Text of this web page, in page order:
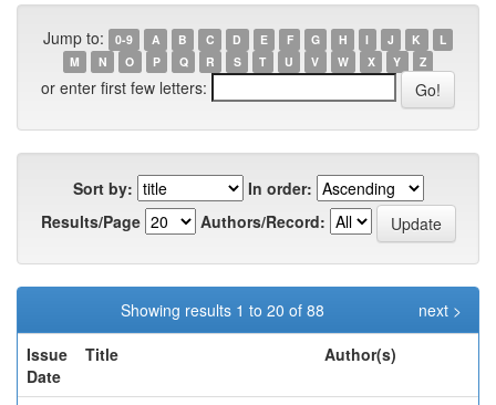
Jump to: 0-9 A B C D E F G H I J K
L
M
N O P Q R S T U V W X Y Z
or enter first few letters:
Sort by:
In order:
Results/Page
Authors/Record:
Showing results 1 to 20 of 88
next >
Issue
Date
Title Author(s)